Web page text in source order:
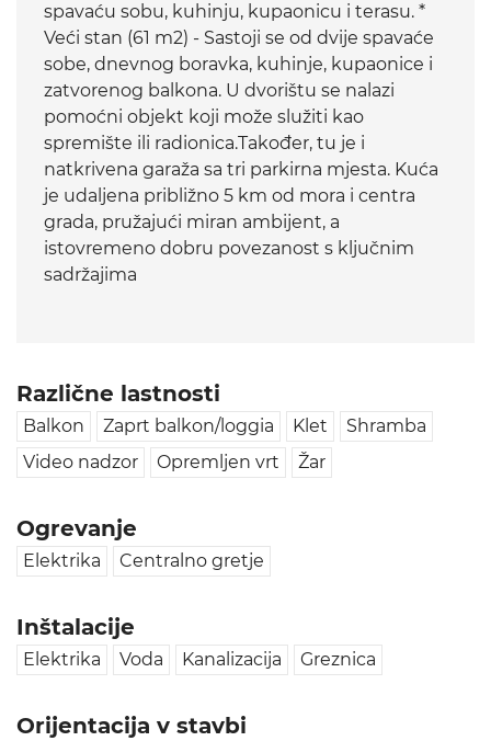
spavaću sobu, kuhinju, kupaonicu i terasu. *
Veći stan (61 m2) - Sastoji se od dvije spavaće
sobe, dnevnog boravka, kuhinje, kupaonice i
zatvorenog balkona. U dvorištu se nalazi
pomoćni objekt koji može služiti kao
spremište ili radionica.Također, tu je i
natkrivena garaža sa tri parkirna mjesta. Kuća
je udaljena približno 5 km od mora i centra
grada, pružajući miran ambijent, a
istovremeno dobru povezanost s ključnim
sadržajima
Različne lastnosti
Balkon Zaprt balkon/loggia Klet
Shramba
Video nadzor
Opremljen vrt Žar
Ogrevanje
Elektrika Centralno gretje
Inštalacije
Elektrika Voda Kanalizacija Greznica
Orijentacija v stavbi